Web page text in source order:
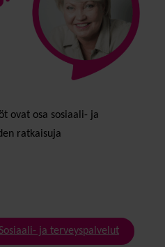
ovat osa sosiaali- ja
ratkaisuja
Sosiaali- ja terveyspalvelut